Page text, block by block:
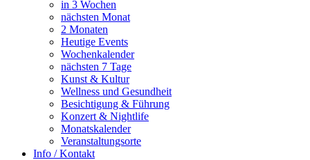
in 3 Wochen
nächsten Monat
2 Monaten
Heutige Events
Wochenkalender
nächsten 7 Tage
Kunst & Kultur
Wellness und Gesundheit
Besichtigung & Führung
Konzert & Nightlife
Monatskalender
Veranstaltungsorte
Info / Kontakt